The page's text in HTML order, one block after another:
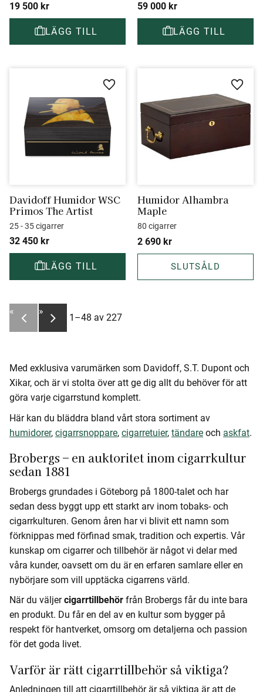
19 500 kr 59 000 kr
Davidoff Humidor WSC
Primos The Artist
25 - 35 cigarrer
32 450 kr
Lägg till i favoriter
Humidor Alhambra
Maple
80 cigarrer
2 690 kr
Lägg
1–48 av 227
« »
Med exklusiva varumärken som Davidoff, S.T. Dupont och
Xikar, och är vi stolta över att ge dig allt du behöver för att
göra varje cigarrstund komplett.
Här kan du bläddra bland vårt stora sortiment av
humidorer, cigarrsnoppare, cigarretuier, tändare och askfat.
Brobergs – en auktoritet inom cigarrkultur
sedan 1881
Brobergs grundades i Göteborg på 1800-talet och har
sedan dess byggt upp ett starkt arv inom tobaks- och
cigarrkulturen. Genom åren har vi blivit ett namn som
förknippas med förfinad smak, tradition och expertis. Vår
kunskap om cigarrer och tillbehör är något vi delar med
våra kunder, oavsett om du är en erfaren samlare eller en
nybörjare som vill upptäcka cigarrens värld.
När du väljercigarrtillbehör från Brobergs får du inte bara
en produkt. Du får en del av en kultur som bygger på
respekt för hantverket, omsorg om detaljerna och passion
för det goda livet.
Varför är rätt cigarrtillbehör så viktiga?
Anledningen till att cigarrtillbehör är så viktiga är att de